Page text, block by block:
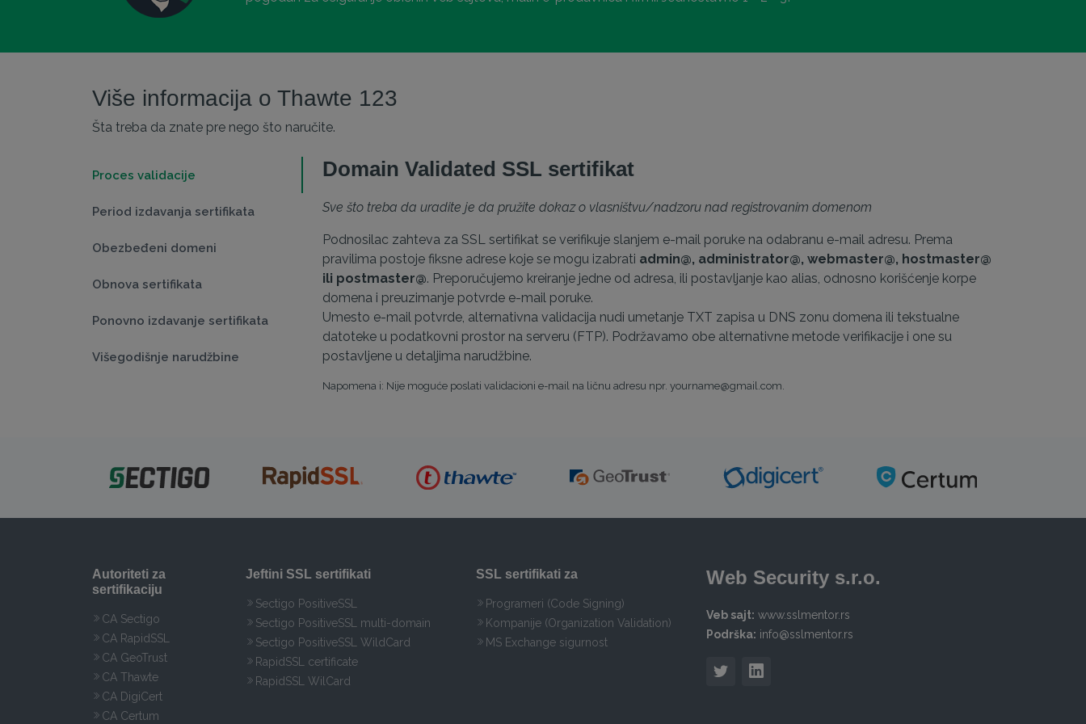
Više informacija o Thawte 123
Šta treba da znate pre nego što naručite.
Proces validacije
Period izdavanja sertifikata
Obezbeđeni domeni
Obnova sertifikata
Ponovno izdavanje sertifikata
Višegodišnje narudžbine
Domain Validated SSL sertifikat
Sve što treba da uradite je da pružite dokaz o vlasništvu/nadzoru nad registrovanim domenom
Podnosilac zahteva za SSL sertifikat se verifikuje slanjem e-mail poruke na odabranu e-mail adresu. Prema
pravilima postoje fiksne adrese koje se mogu izabrati admin@, administrator@, webmaster@, hostmaster@
ili postmaster@. Preporučujemo kreiranje jedne od adresa, ili postavljanje kao alias, odnosno korišćenje korpe
domena i preuzimanje potvrde e-mail poruke.
Umesto e-mail potvrde, alternativna validacija nudi umetanje TXT zapisa u DNS zonu domena ili tekstualne
datoteke u podatkovni prostor na serveru (FTP). Podržavamo obe alternativne metode verifikacije i one su
postavljene u detaljima narudžbine.
Napomena i: Nije moguće poslati validacioni e-mail na ličnu adresu npr. yourname@gmail.com.
Autoriteti za
sertifikaciju
CA Sectigo
CA RapidSSL
CA GeoTrust
CA Thawte
CA DigiCert
CA Certum
Jeftini SSL sertifikati
Sectigo PositiveSSL
Sectigo PositiveSSL multi-domain
Sectigo PositiveSSL WildCard
RapidSSL certificate
RapidSSL WilCard
SSL sertifikati za
Programeri (Code Signing)
Kompanije (Organization Validation)
MS Exchange sigurnost
Web Security s.r.o.
Veb sajt: www.sslmentor.rs
Podrška: info@sslmentor.rs